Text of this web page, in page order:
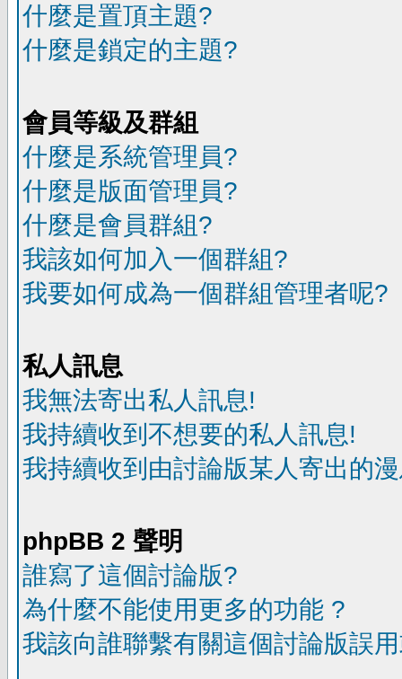
什麼是置頂主題?
什麼是鎖定的主題?
會員等級及群組
什麼是系統管理員?
什麼是版面管理員?
什麼是會員群組?
我該如何加入一個群組?
我要如何成為一個群組管理者呢?
私人訊息
我無法寄出私人訊息!
我持續收到不想要的私人訊息!
我持續收到由討論版某人寄出的
phpBB 2 聲明
誰寫了這個討論版?
為什麼不能使用更多的功能 ?
我該向誰聯繫有關這個討論版誤